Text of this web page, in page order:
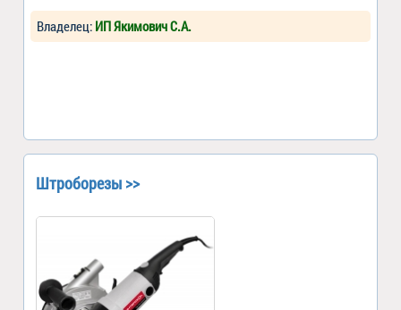
Владелец: ИП Якимович С.А.
Штроборезы >>